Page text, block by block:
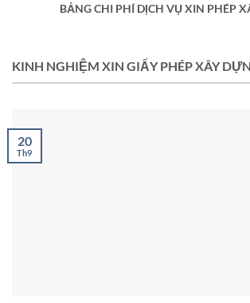
BẢNG CHI PHÍ DỊCH VỤ XIN PHÉP
KINH NGHIỆM XIN GIẤY PHÉP XÂY
20
Th9